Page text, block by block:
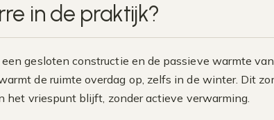
in de praktijk?
gesloten constructie en de passieve warmte
de ruimte overdag op, zelfs in de winter. Dit
het vriespunt blijft, zonder actieve verwarming.